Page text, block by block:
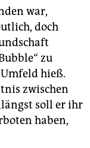
war,
doch
zu
hieß.
zwischen
soll er ihr
haben,